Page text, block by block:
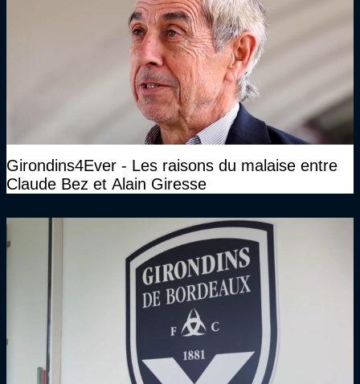
Girondins4Ever - Les raisons du malaise entre
Claude Bez et Alain Giresse